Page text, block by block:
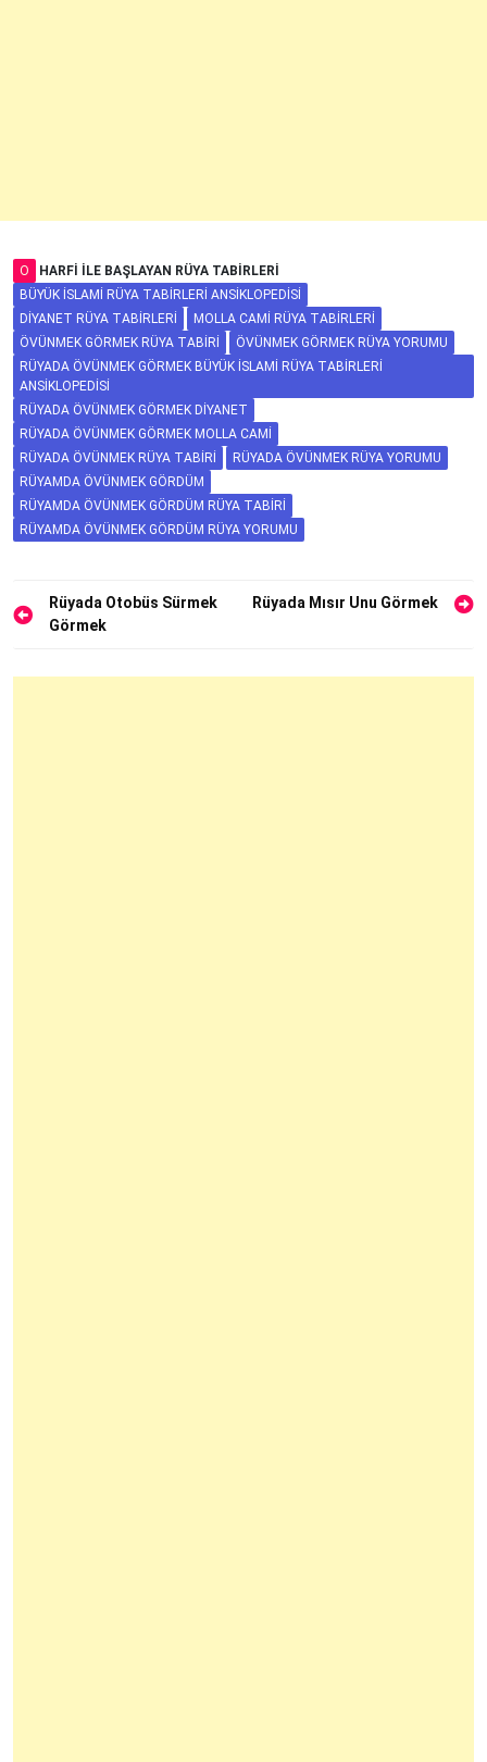
O
HARFI ILE BAŞLAYAN RÜYA TABIRLERI
BÜYÜK İSLAMI RÜYA TABIRLERI ANSIKLOPEDISI
DIYANET RÜYA TABIRLERI
MOLLA CAMI RÜYA TABIRLERI
ÖVÜNMEK GÖRMEK RÜYA TABIRI
ÖVÜNMEK GÖRMEK RÜYA YORUMU
RÜYADA ÖVÜNMEK GÖRMEK BÜYÜK İSLAMI RÜYA TABIRLERI
ANSIKLOPEDISI
RÜYADA ÖVÜNMEK GÖRMEK DIYANET
RÜYADA ÖVÜNMEK GÖRMEK MOLLA CAMI
RÜYADA ÖVÜNMEK RÜYA TABIRI
RÜYADA ÖVÜNMEK RÜYA YORUMU
RÜYAMDA ÖVÜNMEK GÖRDÜM
RÜYAMDA ÖVÜNMEK GÖRDÜM RÜYA TABIRI
RÜYAMDA ÖVÜNMEK GÖRDÜM RÜYA YORUMU
Yazı
gezinmesi
Rüyada Otobüs Sürmek
Görmek
Rüyada Mısır Unu Görmek